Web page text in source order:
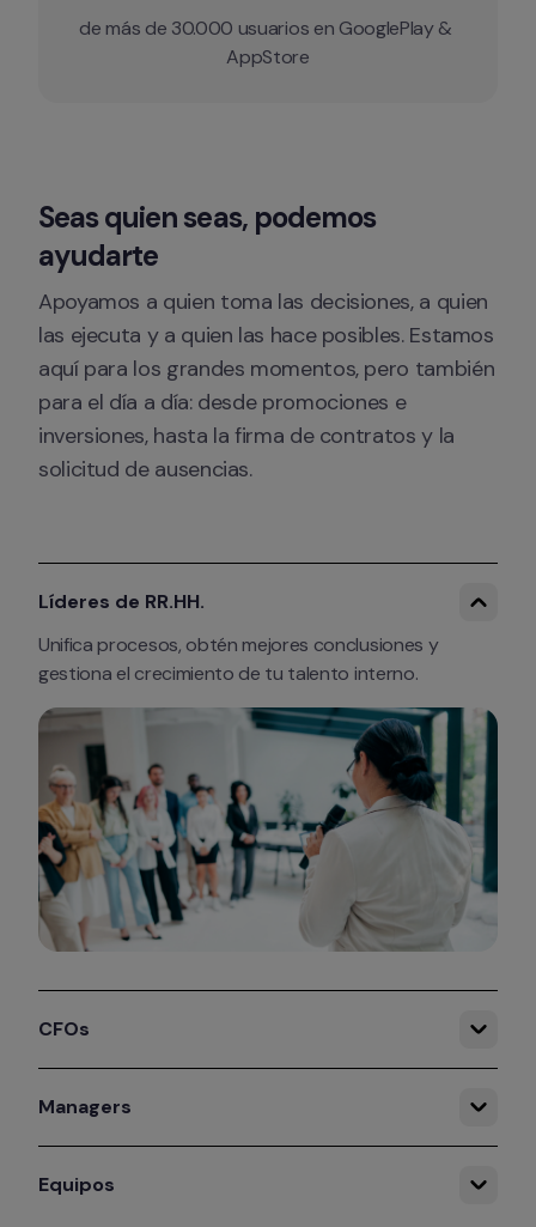
de más de 30.000 usuarios en GooglePlay &
AppStore
Seas quien seas, podemos
ayudarte
Apoyamos a quien toma las decisiones, a quien
las ejecuta y a quien las hace posibles. Estamos
aquí para los grandes momentos, pero también
para el día a día: desde promociones e
inversiones, hasta la firma de contratos y la
solicitud de ausencias.
Líderes de RR.HH.
Unifica procesos, obtén mejores conclusiones y
gestiona el crecimiento de tu talento interno.
CFOs
Managers
Equipos